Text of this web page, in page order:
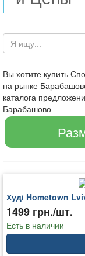
Вы хотите купить
на рынке
каталога
Барабашово
Худі Hometown
1499 грн./шт.
Есть в наличии